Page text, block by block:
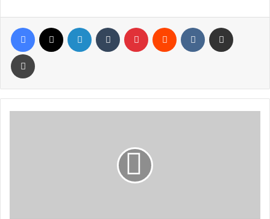
Facebook LinkedIn Tumblr Pinterest Reddit VKontakte
Yazdır